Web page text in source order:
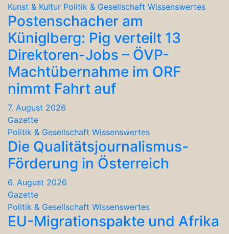
Kunst & Kultur Politik & Gesellschaft Wissenswertes
Postenschacher am
Küniglberg: Pig verteilt 13
Direktoren-Jobs – ÖVP-
Machtübernahme im ORF
nimmt Fahrt auf
7. August 2026
Gazette
Politik & Gesellschaft Wissenswertes
Die Qualitätsjournalismus-
Förderung in Österreich
6. August 2026
Gazette
Politik & Gesellschaft Wissenswertes
EU-Migrationspakte und Afrika